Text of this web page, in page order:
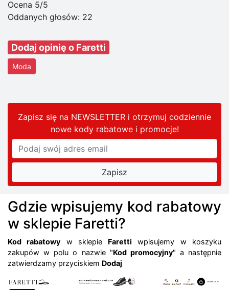
Ocena 5/5
Oddanych głosów: 22
Dodaj opinię o Faretti
Moda
Zapisz się na NEWSLETTER i otrzymuj codziennie
nowe kody rabatowei promocje!
Gdzie wpisujemy kod rabatowy
w sklepie Faretti?
Kod rabatowy w sklepie Faretti wpisujemy w koszyku
zakupów w polu o nazwie "Kod promocyjny" a następnie
zatwierdzamy przyciskiem Dodaj